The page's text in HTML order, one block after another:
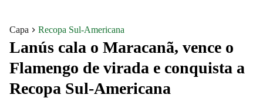
Capa Recopa Sul-Americana
Lanús cala o Maracanã, vence o
Flamengo de virada e conquista a
Recopa Sul-Americana